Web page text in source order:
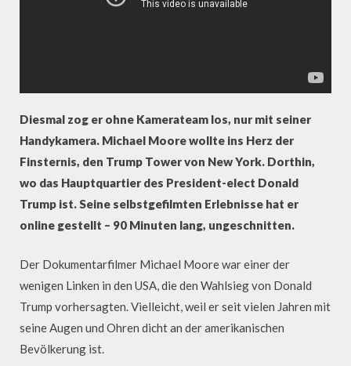
Diesmal zog er ohne Kamerateam los, nur mit seiner
Handykamera. Michael Moore wollte ins Herz der
Finsternis, den Trump Tower von New York. Dorthin,
wo das Hauptquartier des President-elect Donald
Trump ist. Seine selbstgefilmten Erlebnisse hat er
online gestellt – 90 Minuten lang, ungeschnitten.
Der Dokumentarfilmer Michael Moore war einer der
wenigen Linken in den USA, die den Wahlsieg von Donald
Trump vorhersagten. Vielleicht, weil er seit vielen Jahren mit
seine Augen und Ohren dicht an der amerikanischen
Bevölkerung ist.